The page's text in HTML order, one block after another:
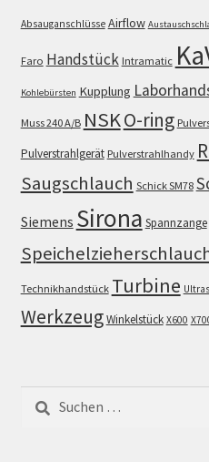
Absauganschlüsse Airflow
Faro Handstück Intramatic
Kohlebürsten Kupplung
Muss 240 A/B NSKO-ring
Pulverstrahlgerät Pulverstrahlhandy
Saugschlauch Schick SM78
Siemens Sirona Spannzange
Technikhandstück Turbine
WerkzeugWinkelstück X600
Suchen
nach: